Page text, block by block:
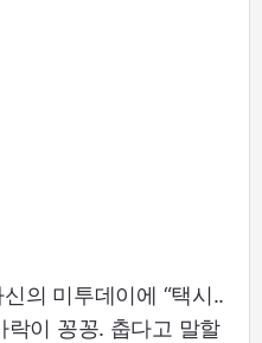
의 미투데이에 “택시..
락이 꽁꽁. 춥다고 말할